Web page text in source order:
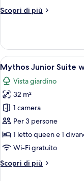
Shower
Scopri di più
Altri
Suite
with
Jetted
Shower
&
Veranda
Apri
tutte
le
foto
per
Mythos
Junior
Suite
Spa
10
Mythos Junior Suite
Vista giardino
32 m²
1 camera
Per 3 persone
1 letto queen e 1
Wi-Fi gratuito
Scopri di più
Altri